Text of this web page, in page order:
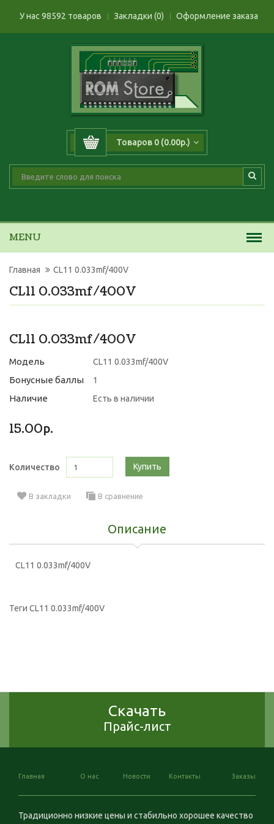
У нас 98592 товаров Закладки (0) Оформление заказа
Товаров 0 (0.00р.)
MENU
CL11 0.033mf/400V
Главная CL11 0.033mf/400V
CL11 0.033mf/400V
Модель CL11 0.033mf/400V
Бонусные баллы 1
Наличие Есть в наличии
15.00р.
Количество Купить
В закладки В сравнение
Описание
CL11 0.033mf/400V
Теги CL11 0.033mf/400V
Скачать
Прайс-лист
Главная О нас Новости Контакты Заказы
Традиционно низкие цены и стабильно хорошее качество